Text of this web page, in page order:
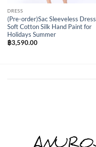
DRESS
(Pre-order)Sac Sleeveless Dress
Soft Cotton Silk Hand Paint for
Holidays Summer
฿3,590.00